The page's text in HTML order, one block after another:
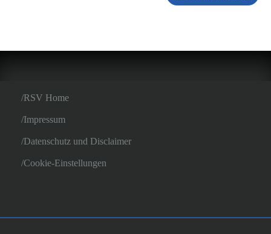
RSV Home
Impressum
Datenschutz und Disclaimer
Cookie-Einstellungen